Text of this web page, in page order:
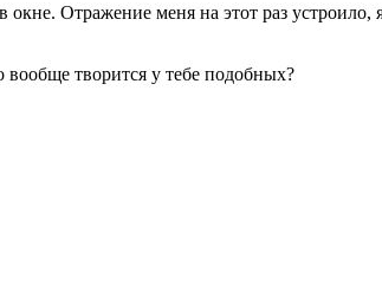
Отражение меня на этот раз устроило,
творится у тебе подобных?